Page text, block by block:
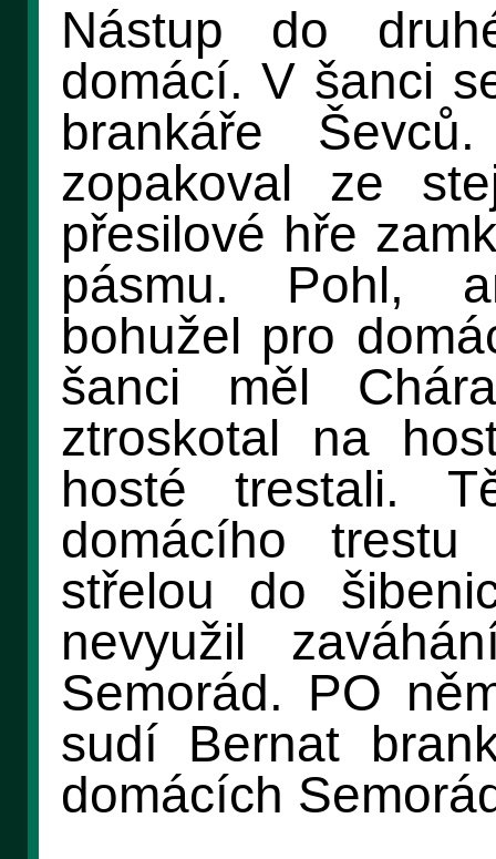
Nástup do
domácí. V šanci
brankáře
zopakoval ze
přesilové hře
pásmu. Pohl,
bohužel pro
šanci měl
ztroskotal na
hosté trestali.
domácího
střelou do
nevyužil
Semorád. PO
sudí Bernat
domácích